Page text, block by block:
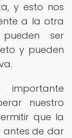
y esto nos
a la otra
pueden ser
y pueden
nuestro
que la
antes de dar